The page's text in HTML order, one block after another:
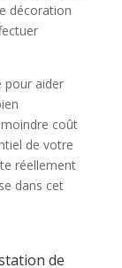
décoration
pour aider
moindre coût
de votre
réellement
dans cet
de